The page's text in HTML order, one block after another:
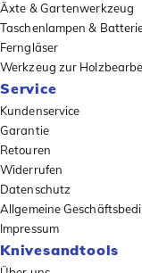
Äxte & Gartenwerkzeug
Taschenlampen &
Ferngläser
Werkzeug zur
Service
Kundenservice
Garantie
Retouren
Widerrufen
Datenschutz
Allgemeine
Impressum
Knivesandtools